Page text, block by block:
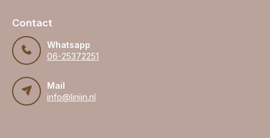
Contact
Whatsapp
06-25372251
Mail
info@linijn.nl